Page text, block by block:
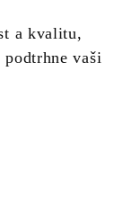
a kvalitu,
vaši